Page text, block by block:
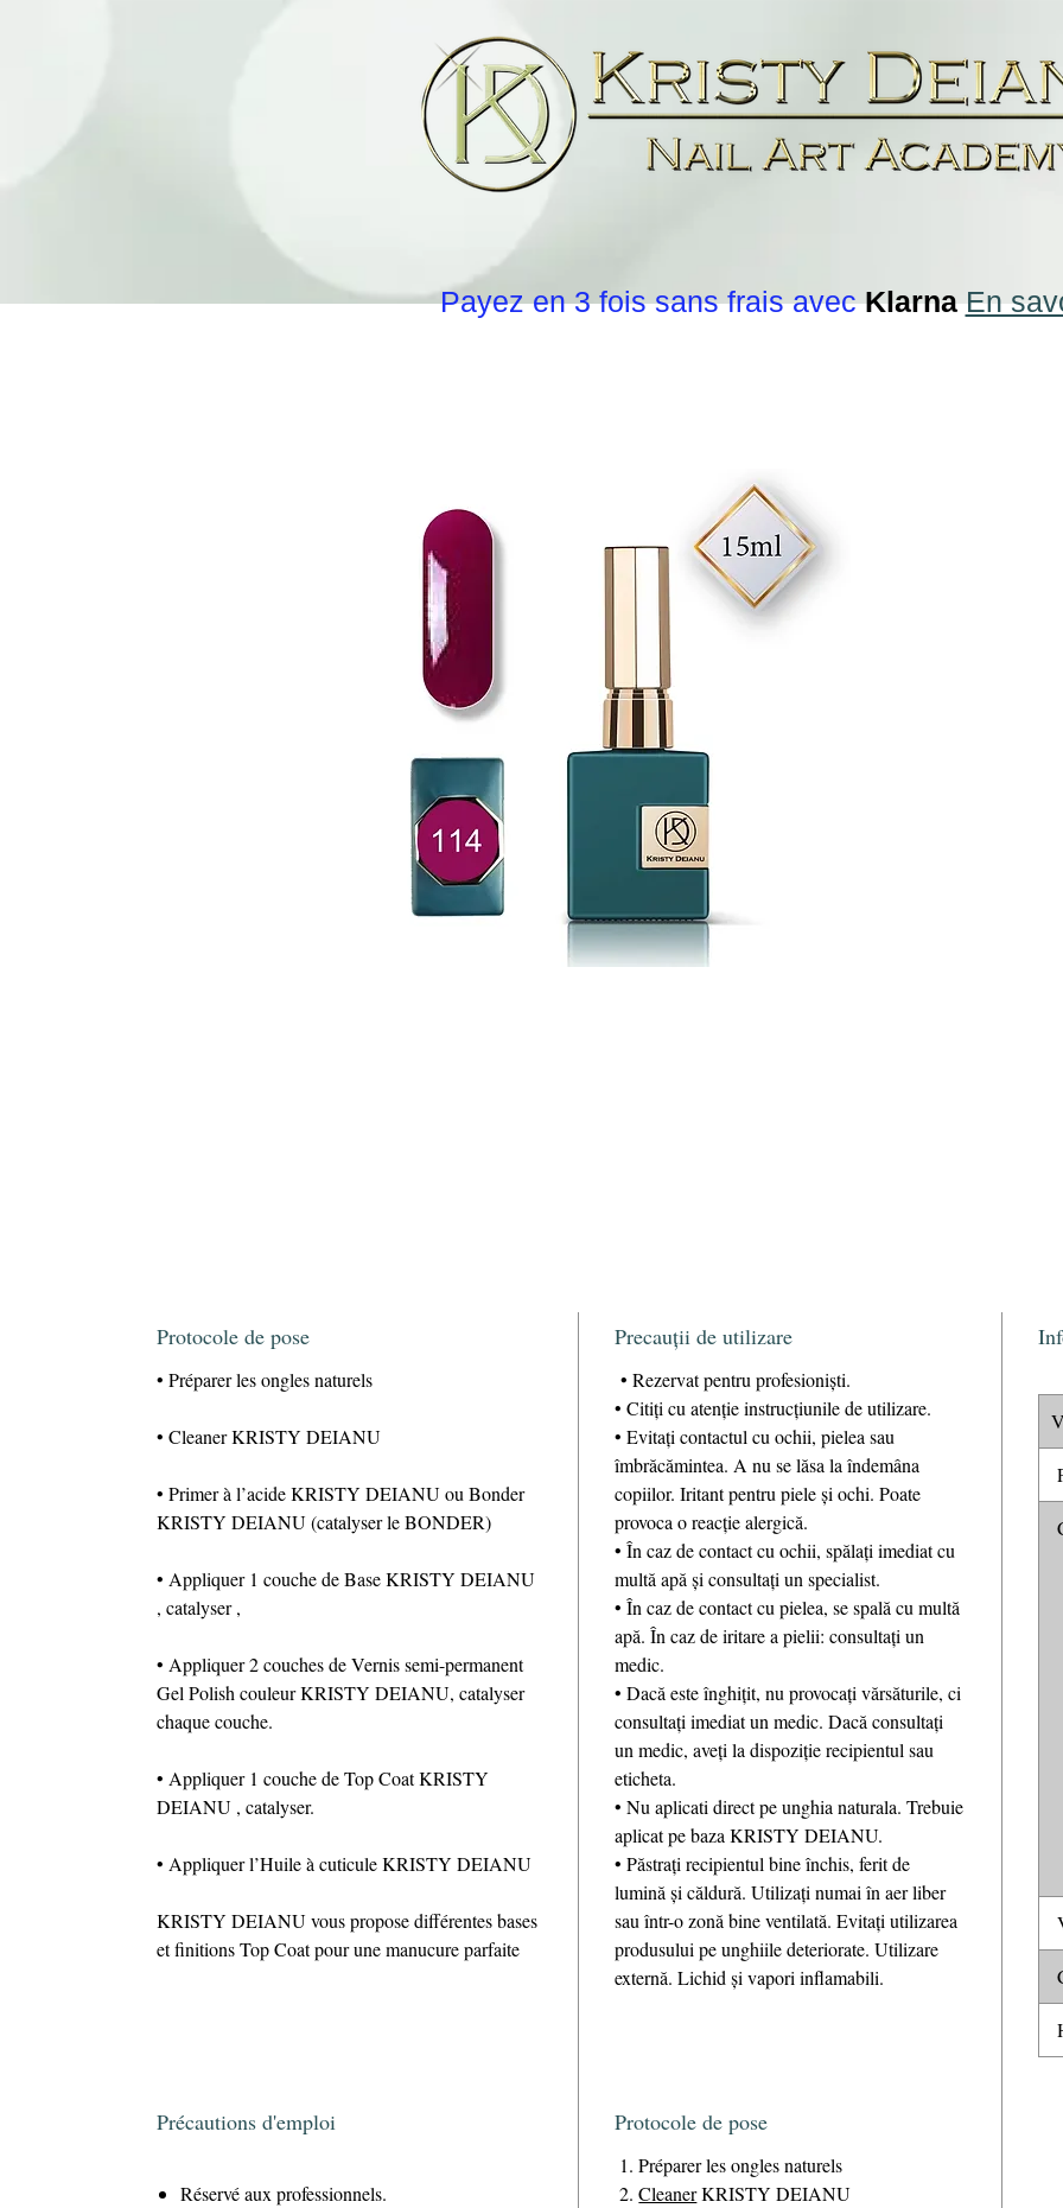
Protocole de pose
• Préparer les ongles naturels
• Cleaner KRISTY DEIANU
• Primer à l’acide KRISTY DEIANU ou Bonder
KRISTY DEIANU (catalyser le BONDER)
• Appliquer 1 couche de Base KRISTY DEIANU
, catalyser ,
• Appliquer 2 couches de Vernis semi-permanent
Gel Polish couleur KRISTY DEIANU, catalyser
chaque couche.
• Appliquer 1 couche de Top Coat KRISTY
DEIANU , catalyser.
• Appliquer l’Huile à cuticule KRISTY DEIANU
KRISTY DEIANU vous propose différentes bases
et finitions Top Coat pour une manucure parfaite
Precauții de utilizare
• Rezervat pentru profesioniști.
• Citiți cu atenție instrucțiunile de utilizare.
• Evitaţi contactul cu ochii, pielea sau
îmbrăcămintea. A nu se lăsa la îndemâna
copiilor. Iritant pentru piele și ochi. Poate
provoca o reacție alergică.
• În caz de contact cu ochii, spălați imediat cu
multă apă și consultați un specialist.
• În caz de contact cu pielea, se spală cu multă
apă. În caz de iritare a pielii: consultați un
medic.
• Dacă este înghițit, nu provocați vărsăturile, ci
consultați imediat un medic. Dacă consultați
un medic, aveți la dispoziție recipientul sau
eticheta.
• Nu aplicati direct pe unghia naturala. Trebuie
aplicat pe baza KRISTY DEIANU.
• Păstrați recipientul bine închis, ferit de
lumină și căldură. Utilizați numai în aer liber
sau într-o zonă bine ventilată. Evitați utilizarea
produsului pe unghiile deteriorate. Utilizare
externă. Lichid și vapori inflamabili.
Précautions d'emploi
Réservé aux professionnels.
Protocole de pose
Préparer les ongles naturels
CleanerKRISTY DEIANU
Payez en 3 fois sans frais avecKlarna En